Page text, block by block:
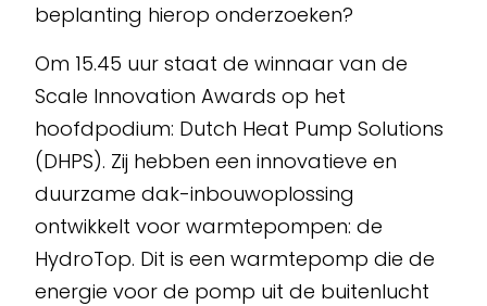
beplanting hierop onderzoeken?
Om 15.45 uur staat de winnaar van de
Scale Innovation Awards op het
hoofdpodium: Dutch Heat Pump Solutions
(DHPS). Zij hebben een innovatieve en
duurzame dak-inbouwoplossing
ontwikkelt voor warmtepompen: de
HydroTop. Dit is een warmtepomp die de
energie voor de pomp uit de buitenlucht